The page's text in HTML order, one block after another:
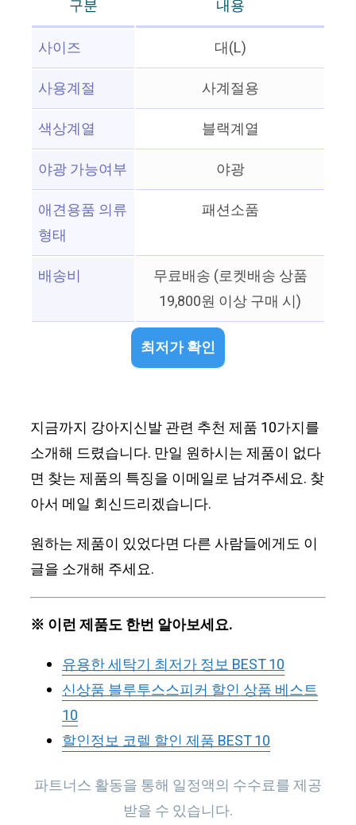
구분
내용
사이즈
대(L)
사용계절
사계절용
색상계열
블랙계열
야광 가능여부
야광
애견용품 의류
형태
패션소품
배송비
무료배송 (로켓배송 상품
19,800원 이상 구매 시)
최저가 확인
지금까지 강아지신발 관련 추천 제품 10가지를
소개해 드렸습니다. 만일 원하시는 제품이 없다
면 찾는 제품의 특징을 이메일로 남겨주세요. 찾
아서 메일 회신드리겠습니다.
원하는 제품이 있었다면 다른 사람들에게도 이
글을 소개해 주세요.
※ 이런 제품도 한번 알아보세요.
유용한 세탁기 최저가 정보 BEST 10
신상품 블루투스스피커 할인 상품 베스트
10
할인정보 코렐 할인 제품 BEST 10
파트너스 활동을 통해 일정액의 수수료를 제공
받을 수 있습니다.